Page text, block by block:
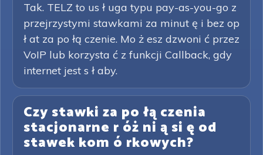
Tak. TELZ to us ł uga typu pay-as-you-go z
przejrzystymi stawkami za minut ę i bez op
ł at za po łą czenie. Mo ż esz dzwoni ć przez
VoIP lub korzysta ć z funkcji Callback, gdy
internet jest s ł aby.
Czy stawki za po łą czenia
stacjonarne r óż ni ą si ę od
stawek kom ó rkowych?